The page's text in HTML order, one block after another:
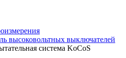
высоковольтных выключателей
система KoCoS